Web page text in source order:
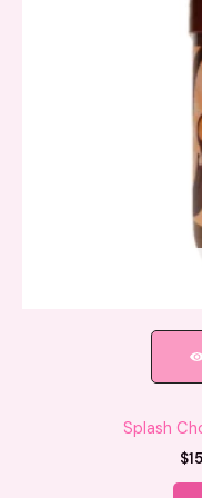
Splash
$